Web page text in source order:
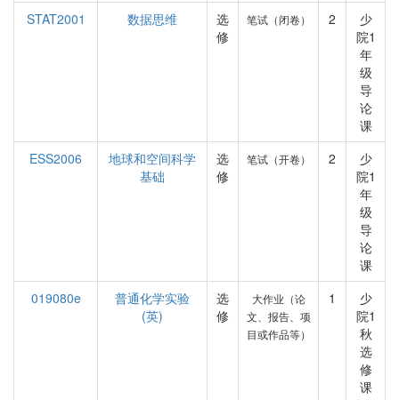
STAT2001
数据思维
选
修
笔试（闭卷） 2
少
院1
年
级
导
论
课
ESS2006
地球和空间科学
基础
选
修
笔试（开卷） 2
少
院1
年
级
导
论
课
019080e
普通化学实验
(英)
选
修
大作业（论
文、报告、项
目或作品等）
1
少
院1
秋
选
修
课